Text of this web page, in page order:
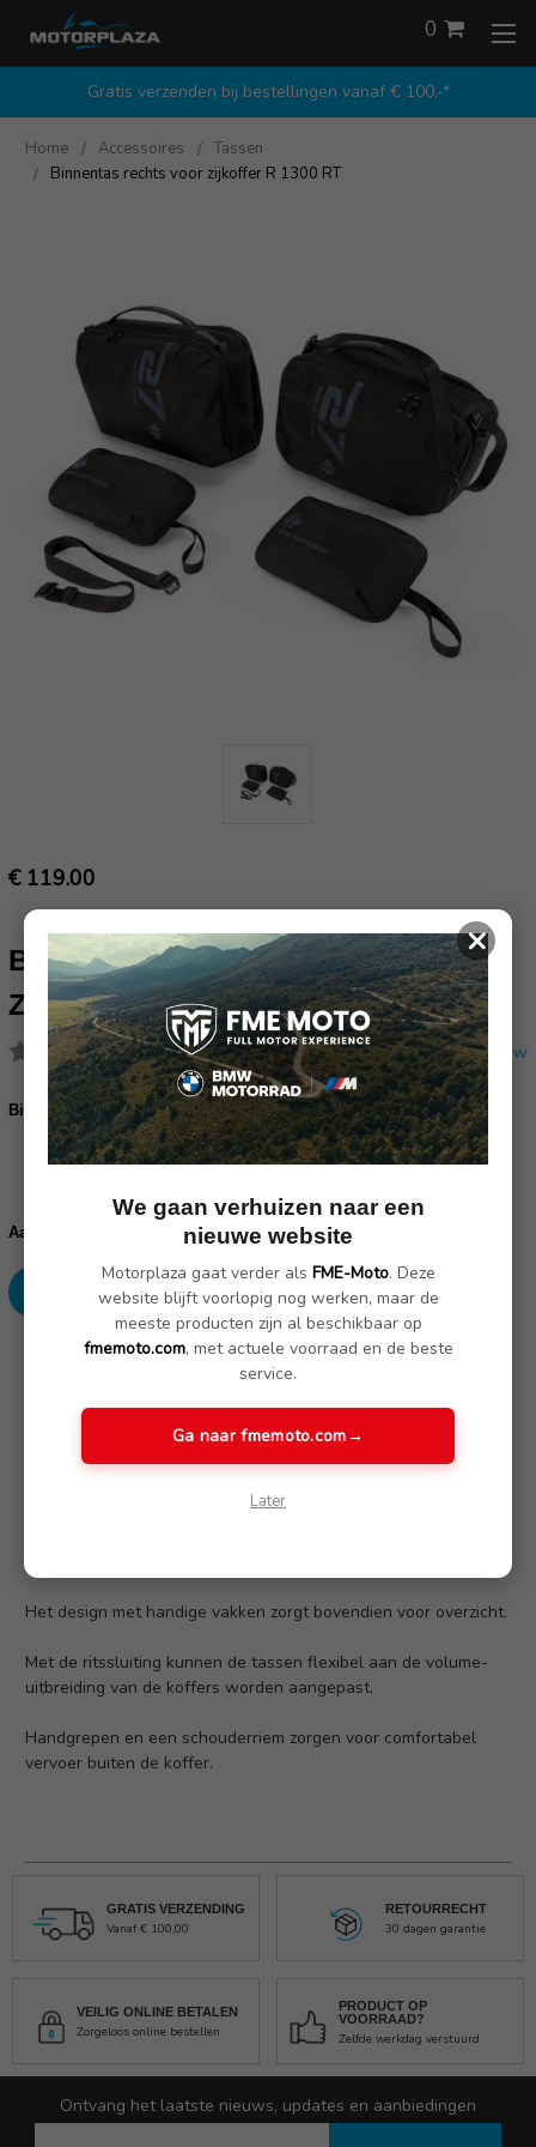
Gratis verzenden bij bestellingen vanaf € 100,-*
0
Home Accessoires
Tassen
Binnentas rechts voor zijkoffer R 1300 RT
€ 119.00
BINNENTAS RECHTS VOOR
ZIJKOFFER R 1300 RT
(Nog geen reviews) Schrijf een review
Binnentas links 77415B4FE73: *
voeg de binnentas links toe
voorraad:
Aantal:
Verlaag
aantallen:
SKU: 77415B4FE74
(Nog geen reviews)
De binnentassen voor in de zijkoffers zijn stevig en hebben de
Het design met handige vakken zorgt bovendien voor overzicht.
Met de ritssluiting kunnen de tassen flexibel aan de volume-
uitbreiding van de koffers worden aangepast.
Handgrepen en een schouderriem zorgen voor comfortabel
vervoer buiten de koffer.
GRATIS VERZENDING
Vanaf € 100,00
RETOURRECHT
30 dagen garantie
VEILIG ONLINE BETALEN
Zorgeloos online bestellen
PRODUCT OP
VOORRAAD?
Zelfde werkdag verstuurd
Ontvang het laatste nieuws, updates en aanbiedingen
×
We gaan verhuizen naar een
nieuwe website
Motorplaza gaat verder als FME-Moto. Deze
website blijft voorlopig nog werken, maar de
meeste producten zijn al beschikbaar op
fmemoto.com, met actuele voorraad en de beste
service.
Ga naar fmemoto.com→
Later